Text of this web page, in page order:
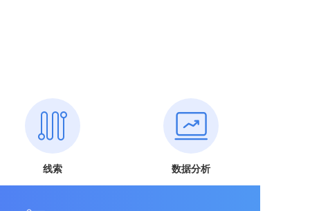
线索 数据分析